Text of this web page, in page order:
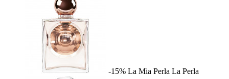
-15% La Mia Perla La Perla